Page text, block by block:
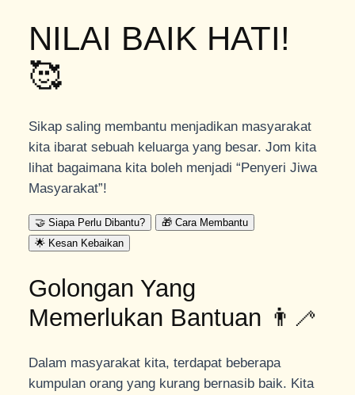
NILAI BAIK HATI!
🥰
Sikap saling membantu menjadikan masyarakat
kita ibarat sebuah keluarga yang besar. Jom kita
lihat bagaimana kita boleh menjadi “Penyeri Jiwa
Masyarakat”!
🤝 Siapa Perlu Dibantu?
🎁 Cara Membantu
🌟 Kesan Kebaikan
Golongan Yang
Memerlukan Bantuan 👨‍🦯
Dalam masyarakat kita, terdapat beberapa
kumpulan orang yang kurang bernasib baik. Kita